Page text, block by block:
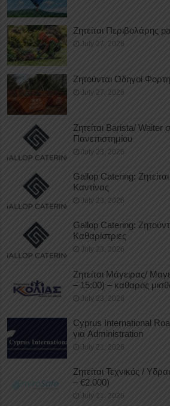
Ζητείται Περιβολάρης
July 27, 2026
Ζητούνται Οδηγοί
July 27, 2026
Ζητείται Barista/ Waiter
Πανεπιστημίου
July 23, 2026
Gallop Catering:
Καντίνας
July 23, 2026
Gallop Catering:
Καθαρίστριες
July 23, 2026
Ζητείται Μάγειρας/
– 15:00) – καθαρός
July 23, 2026
Cyprus International
για Administration
July 21, 2026
Ζητείται Τεχνικός /
– €2.000)
July 21, 2026